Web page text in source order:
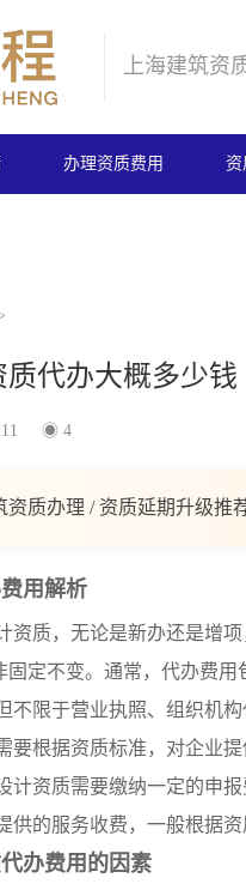
上海建筑资
办理资质费用 资
代办大概多少钱
4
质办理 / 资质延期升级推
用解析
资质，无论是新办还是增
定不变。通常，代办费用
不限于营业执照、组织机
要根据资质标准，对企业
计资质需要缴纳一定的申
供的服务收费，一般根据
办费用的因素